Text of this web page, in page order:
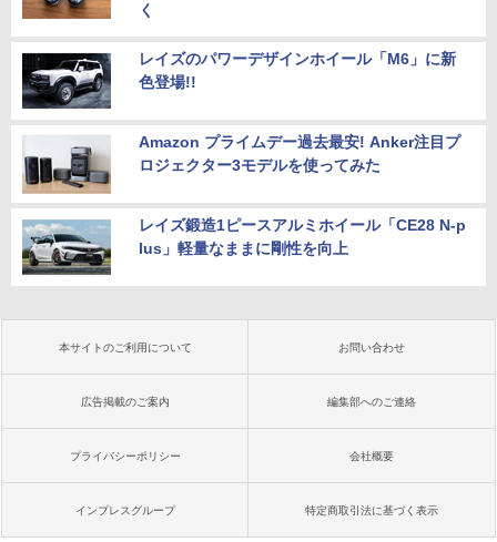
く
レイズのパワーデザインホイール「M6」に新
色登場!!
Amazon プライムデー過去最安! Anker注目プ
ロジェクター3モデルを使ってみた
レイズ鍛造1ピースアルミホイール「CE28 N-p
lus」軽量なままに剛性を向上
本サイトのご利用について お問い合わせ
広告掲載のご案内 編集部へのご連絡
プライバシーポリシー 会社概要
インプレスグループ 特定商取引法に基づく表示